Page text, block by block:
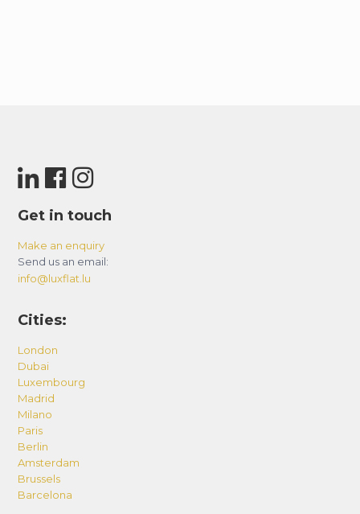
Get in touch
Make an enquiry
Send us an email:
info@luxflat.lu
Cities:
London
Dubai
Luxembourg
Madrid
Milano
Paris
Berlin
Amsterdam
Brussels
Barcelona